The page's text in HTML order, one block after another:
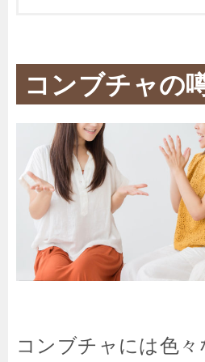
コンブチャの
コンブチャには色々